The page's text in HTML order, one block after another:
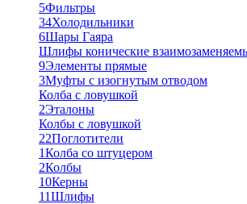
5Фильтры
34Холодильники
6Шары Гаяра
Шлифы конические
9Элементы прямые
3Муфты с изогнутым отводом
Колба с ловушкой
2Эталоны
Колбы с ловушкой
22Поглотители
1Колба со штуцером
2Колбы
10Керны
11Шлифы